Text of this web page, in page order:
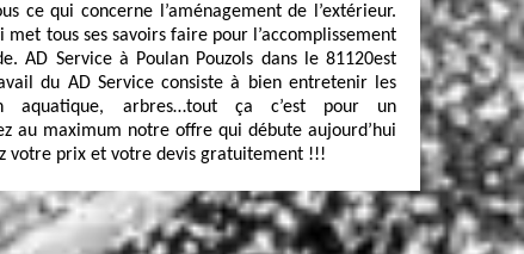
ce qui concerne l’aménagement de l’extérieur.
met tous ses savoirs faire pour l’accomplissement
AD Service à Poulan Pouzols dans le 81120est
du AD Service consiste à bien entretenir les
aquatique, arbres…tout ça c’est pour un
au maximum notre offre qui débute aujourd’hui
votre prix et votre devis gratuitement !!!